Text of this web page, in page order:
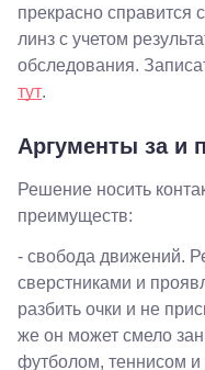
прекрасно справится
линз с учетом
обследования.
тут.
Аргументы за и
Решение носить
преимуществ:
- свобода движений.
сверстниками и
разбить очки и не
же он может смело
футболом, теннисом
Победы,
Краснодар,
ул.
Европейский,
площадь
Вокзала, 2
Москва, м.
ВДНХ, ул.
Бориса
Галушкина,
Москва,
м.